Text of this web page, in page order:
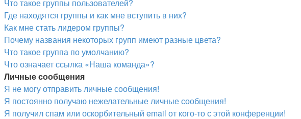
Что такое группы пользователей?
Где находятся группы и как мне вступить в них?
Как мне стать лидером группы?
Почему названия некоторых групп имеют разные цвета?
Что такое группа по умолчанию?
Что означает ссылка «Наша команда»?
Личные сообщения
Я не могу отправить личные сообщения!
Я постоянно получаю нежелательные личные сообщения!
Я получил спам или оскорбительный email от кого-то с этой конференции!